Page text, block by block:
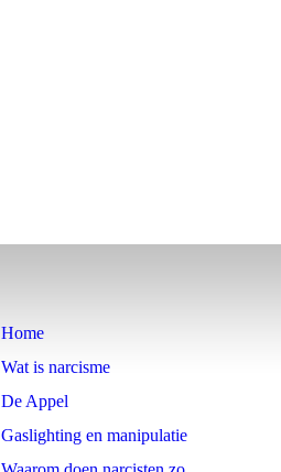
Home
Wat is narcisme
De Appel
Gaslighting en manipulatie